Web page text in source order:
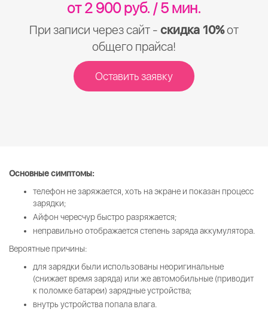
от 2 900 руб. / 5 мин.
При записи через сайт - скидка 10%от
общего прайса!
Оставить заявку
Основные симптомы:
телефон не заряжается, хоть на экране и показан процесс
зарядки;
Айфон чересчур быстро разряжается;
неправильно отображается степень заряда аккумулятора.
Вероятные причины:
для зарядки были использованы неоригинальные
(снижает время заряда) или же автомобильные (приводит
к поломке батареи) зарядные устройства;
внутрь устройства попала влага.